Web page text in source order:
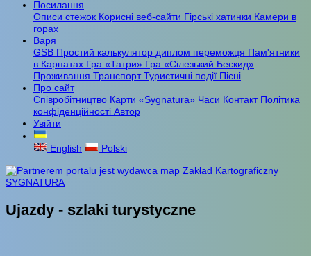
Посилання
Описи стежок Корисні веб-сайти Гірські хатинки Камери в
горах
Варя
GSB Простий калькулятор диплом переможця Пам'ятники
в Карпатах Гра «Татри» Гра «Сілезький Бескид»
Проживання ТранспортТуристичні події Пісні
Про сайт
Співробітництво Карти «Sygnatura» Часи Контакт Політика
конфіденційності Автор
Увійти
English Polski
Ujazdy - szlaki turystyczne